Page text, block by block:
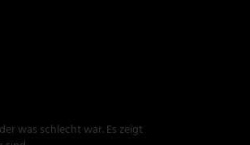
was schlecht war. Es zeigt